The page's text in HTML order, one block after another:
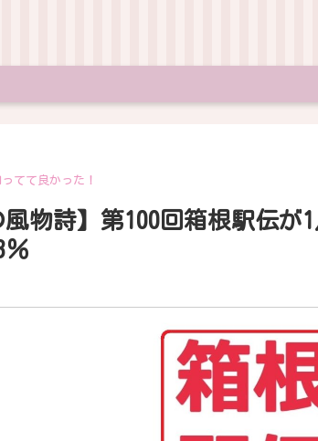
てて良かった！
風物詩】第100回箱根駅伝が
％